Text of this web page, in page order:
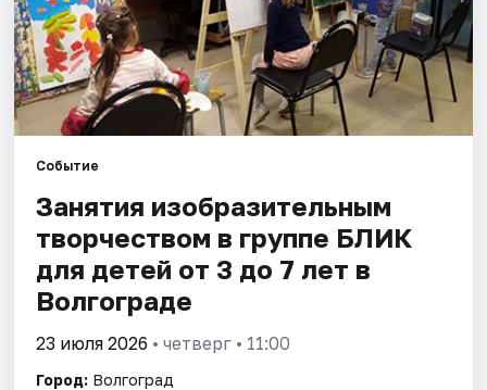
Экскурсии
Спорт
События
Города
Площадки
Артисты
Рейтинги
Событие
Занятия изобразительным
творчеством в группе БЛИК
для детей от 3 до 7 лет в
Волгограде
23 июля 2026 • четверг • 11:00
Город: Волгоград